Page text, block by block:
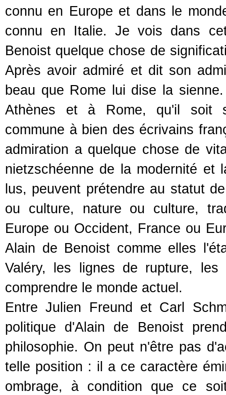
connu en Europe et dans le
connu en Italie. Je vois dans
Benoist quelque chose de
Après avoir admiré et dit son
beau que Rome lui dise la
Athènes et à Rome, qu'il soit
commune à bien des écrivains
admiration a quelque chose de
nietzschéenne de la modernité
lus, peuvent prétendre au statut
ou culture, nature ou culture,
Europe ou Occident, France ou
Alain de Benoist comme elles
Valéry, les lignes de rupture,
comprendre le monde actuel.
Entre Julien Freund et Carl
politique d'Alain de Benoist
philosophie. On peut n'être pas
telle position : il a ce caractère
ombrage, à condition que ce